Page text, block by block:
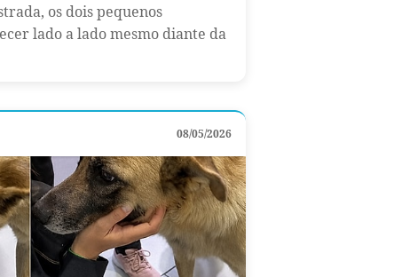
os dois pequenos
lado a lado mesmo diante da
08/05/2026